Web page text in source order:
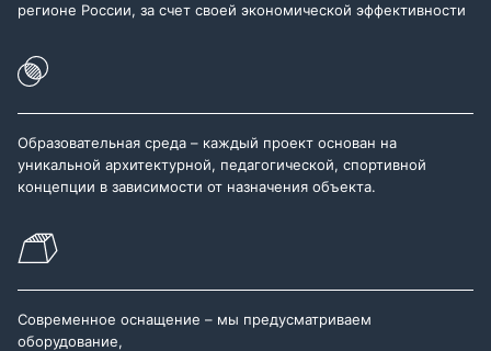
регионе России, за счет своей экономической эффективности
Образовательная среда – каждый проект основан на
уникальной архитектурной, педагогической, спортивной
концепции в зависимости от назначения объекта.
Современное оснащение – мы предусматриваем
оборудование,